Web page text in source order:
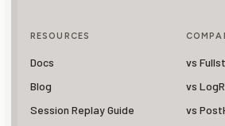
RESOURCES
Docs
Blog
Session Replay Guide
vs
vs
vs